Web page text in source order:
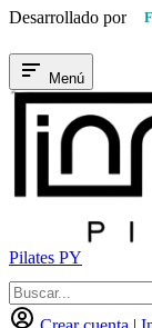
Desarrollado por
Menú
Pilates PY